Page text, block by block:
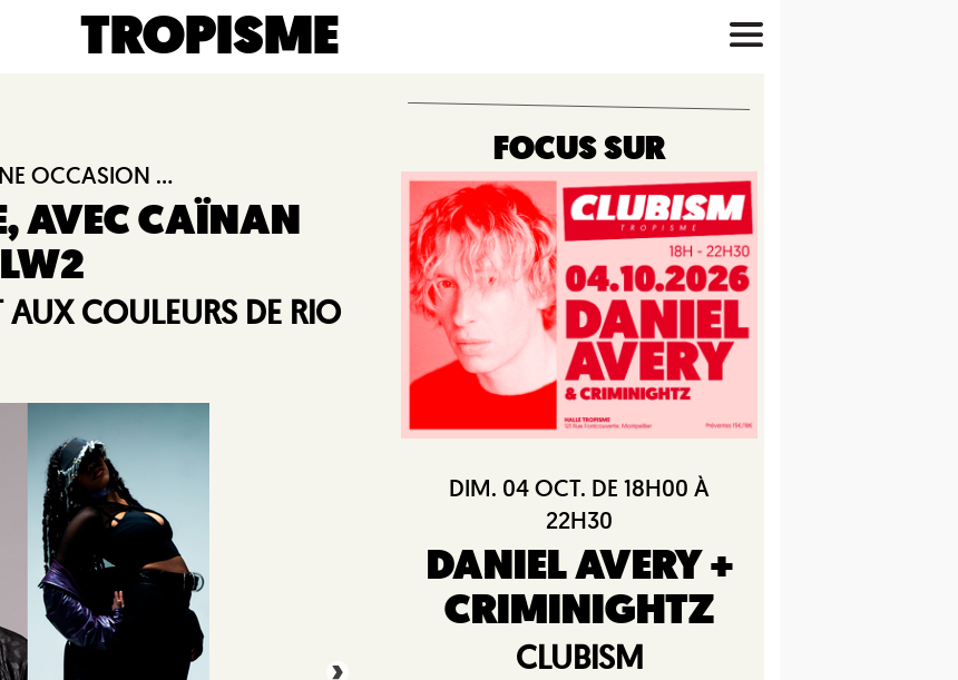
TROPISME
OCCASION ...
AVEC CAÏNAN
AUX COULEURS DE RIO
FOCUS SUR
DIM. 04 OCT. DE 18H00 À
22H30
DANIEL AVERY +
CRIMINIGHTZ
CLUBISM